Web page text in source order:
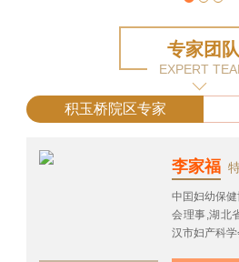
专家团队
EXPERT
积玉桥院区专家
李家福
中囯妇幼保
会理事,湖北
汉市妇产科学